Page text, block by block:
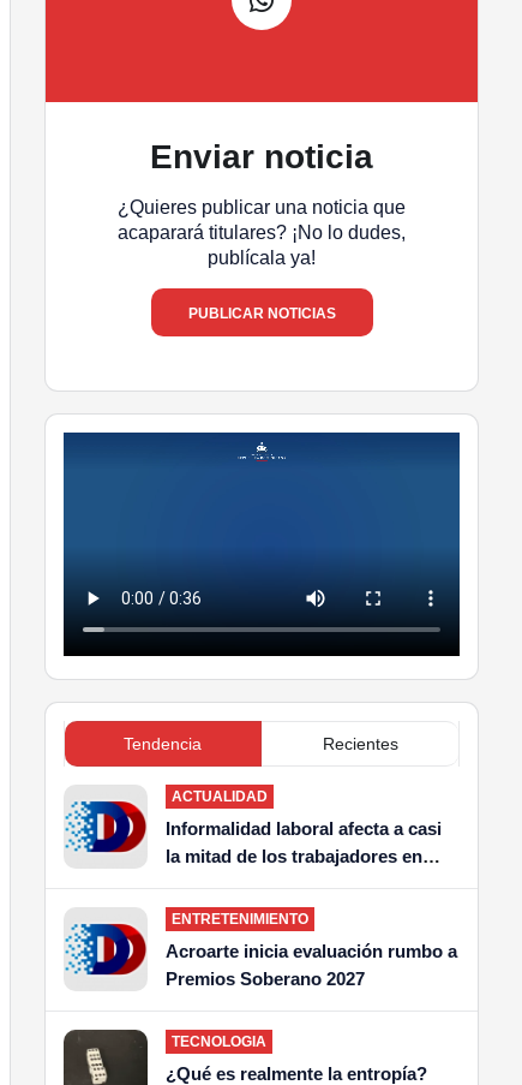
Enviar noticia
¿Quieres publicar una noticia que
acaparará titulares? ¡No lo dudes,
publícala ya!
PUBLICAR NOTICIAS
Tendencia Recientes
ACTUALIDAD
Informalidad laboral afecta a casi
la mitad de los trabajadores en
América Latina
ENTRETENIMIENTO
Acroarte inicia evaluación rumbo a
Premios Soberano 2027
TECNOLOGIA
¿Qué es realmente la entropía?